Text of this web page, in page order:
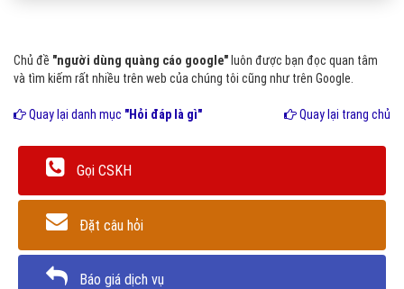
Chủ đề "người dùng quàng cáo google" luôn được bạn đọc quan tâm
và tìm kiếm rất nhiều trên web của chúng tôi cũng như trên Google.
Quay lại danh mục "Hỏi đáp là gì" Quay lại trang chủ
Gọi CSKH
Đặt câu hỏi
Báo giá dịch vụ